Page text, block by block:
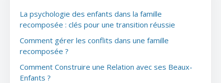
La psychologie des enfants dans la famille
recomposée : clés pour une transition réussie
Comment gérer les conflits dans une famille
recomposée ?
Comment Construire une Relation avec ses Beaux-
Enfants ?